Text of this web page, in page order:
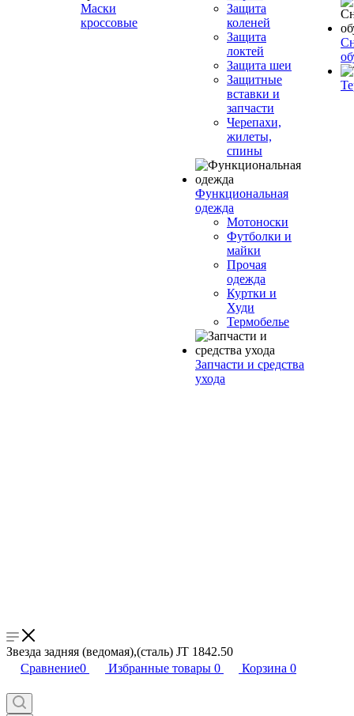
Маски
кроссовые
Защита
коленей
Защита
локтей
Защита шеи
Защитные
вставки и
запчасти
Черепахи,
жилеты,
спины
Функциональная
одежда
Мотоноски
Футболки и
майки
Прочая
одежда
Куртки и
Худи
Термобелье
Запчасти и средства
ухода
Звезда задняя (ведомая),(сталь) JT 1842.50
Сравнение0 Избранные товары 0 Корзина 0